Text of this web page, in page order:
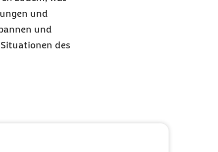
und
und
des